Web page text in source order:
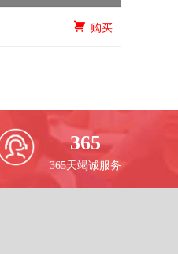
 购买
365
365天竭诚服务